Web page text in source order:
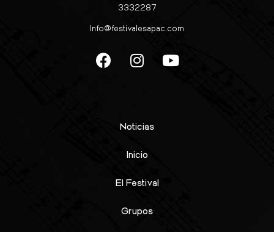
3332287
Info@festivalesapac.com
Noticias
Inicio
El Festival
Grupos